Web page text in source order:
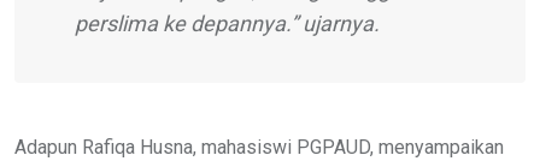
perslima ke depannya.” ujarnya.
Adapun Rafiqa Husna, mahasiswi PGPAUD, menyampaikan